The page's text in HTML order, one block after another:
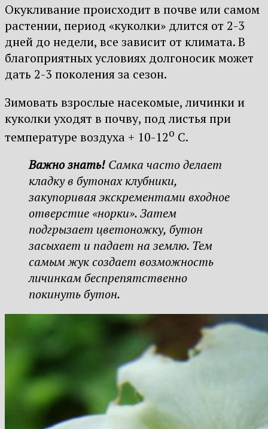
Окукливание происходит в почве или самом
растении, период «куколки» длится от 2-3
дней до недели, все зависит от климата. В
благоприятных условиях долгоносик может
дать 2-3 поколения за сезон.
Зимовать взрослые насекомые, личинки и
куколки уходят в почву, под листья при
температуре воздуха + 10-12о С.
Важно знать! Самка часто делает
кладку в бутонах клубники,
закупоривая экскрементами входное
отверстие «норки». Затем
подгрызает цветоножку, бутон
засыхает и падает на землю. Тем
самым жук создает возможность
личинкам беспрепятственно
покинуть бутон.